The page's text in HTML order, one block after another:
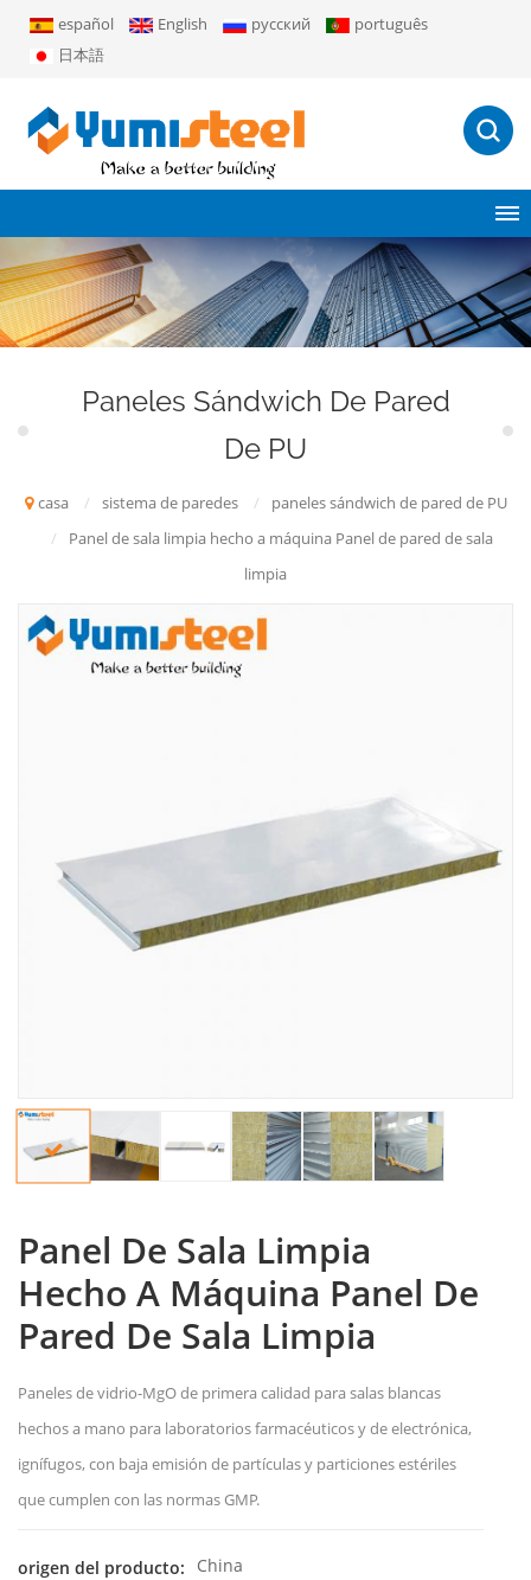
español English русский
português
日本語
Paneles Sándwich De Pared
De PU
casa / sistema de paredes /
paneles sándwich de pared de PU
/
Panel de sala limpia hecho a máquina Panel de pared de sala
limpia
Panel De Sala Limpia
Hecho A Máquina Panel De
Pared De Sala Limpia
Paneles de vidrio-MgO de primera calidad para salas blancas
hechos a mano para laboratorios farmacéuticos y de electrónica,
ignífugos, con baja emisión de partículas y particiones estériles
que cumplen con las normas GMP.
origen del producto:
China